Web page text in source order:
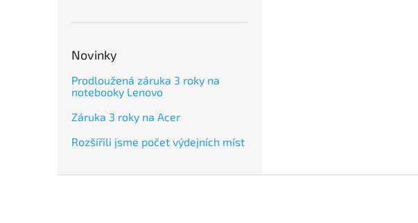
Novinky
Prodloužená záruka 3 roky na
notebooky Lenovo
Záruka 3 roky na Acer
Rozšířili jsme počet výdejních míst